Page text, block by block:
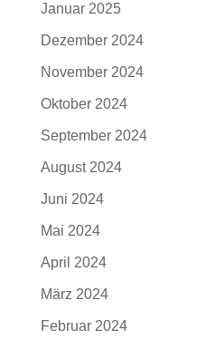
Januar 2025
Dezember 2024
November 2024
Oktober 2024
September 2024
August 2024
Juni 2024
Mai 2024
April 2024
März 2024
Februar 2024